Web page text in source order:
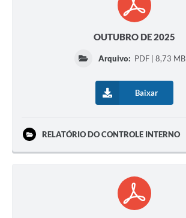
OUTUBRO DE 2025
Arquivo: PDF | 8,73 MB
Baixar
RELATÓRIO DO CONTROLE INTERNO